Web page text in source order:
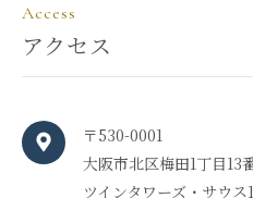
Access
アクセス
〒530-0001
大阪市北区梅田1丁目13
ツインタワーズ・サウス